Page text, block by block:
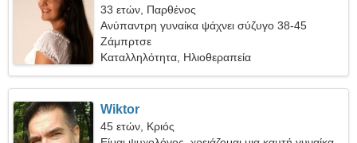
33 ετών, Παρθένος
Ανύπαντρη γυναίκα ψάχνει σύζυγο 38-45
Ζάμπρτσε
Καταλληλότητα, Ηλιοθεραπεία
Wiktor
45 ετών, Κριός